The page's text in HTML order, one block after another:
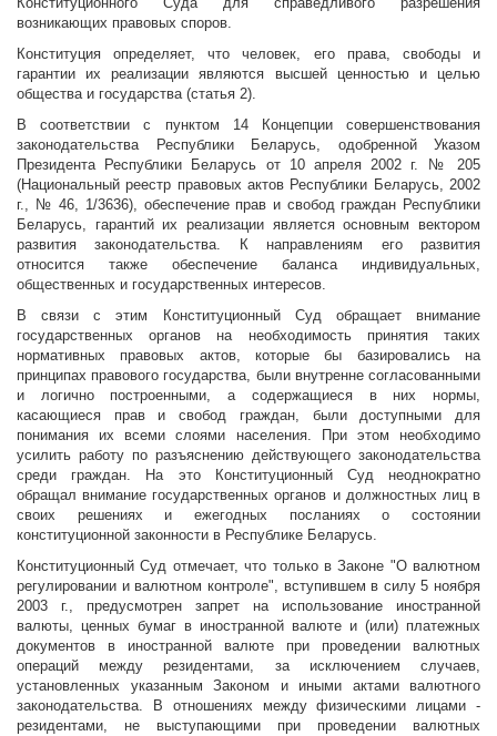
возникающих правовых споров.
Конституция определяет, что человек, его права, свободы и
гарантии их реализации являются высшей ценностью и целью
общества и государства (статья 2).
В соответствии с пунктом 14 Концепции совершенствования
законодательства Республики Беларусь, одобренной Указом
Президента Республики Беларусь от 10 апреля 2002 г. № 205
(Национальный реестр правовых актов Республики Беларусь, 2002
г., № 46, 1/3636), обеспечение прав и свобод граждан Республики
Беларусь, гарантий их реализации является основным вектором
развития законодательства. К направлениям его развития
относится также обеспечение баланса индивидуальных,
общественных и государственных интересов.
В связи с этим Конституционный Суд обращает внимание
государственных органов на необходимость принятия таких
нормативных правовых актов, которые бы базировались на
принципах правового государства, были внутренне согласованными
и логично построенными, а содержащиеся в них нормы,
касающиеся прав и свобод граждан, были доступными для
понимания их всеми слоями населения. При этом необходимо
усилить работу по разъяснению действующего законодательства
среди граждан. На это Конституционный Суд неоднократно
обращал внимание государственных органов и должностных лиц в
своих решениях и ежегодных посланиях о состоянии
конституционной законности в Республике Беларусь.
Конституционный Суд отмечает, что только в Законе "О валютном
регулировании и валютном контроле", вступившем в силу 5 ноября
2003 г., предусмотрен запрет на использование иностранной
валюты, ценных бумаг в иностранной валюте и (или) платежных
документов в иностранной валюте при проведении валютных
операций между резидентами, за исключением случаев,
установленных указанным Законом и иными актами валютного
законодательства. В отношениях между физическими лицами -
резидентами, не выступающими при проведении валютных